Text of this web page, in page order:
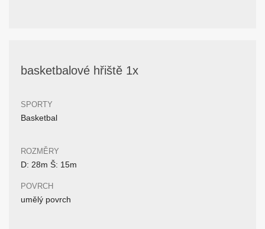
basketbalové hřiště 1x
SPORTY
Basketbal
ROZMĚRY
D: 28m Š: 15m
POVRCH
umělý povrch